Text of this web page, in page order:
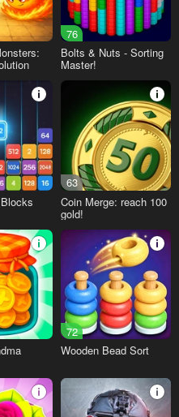
76
Bolts & Nuts - Sorting
Master!
63
Coin Merge: reach 100
gold!
72
Wooden Bead Sort